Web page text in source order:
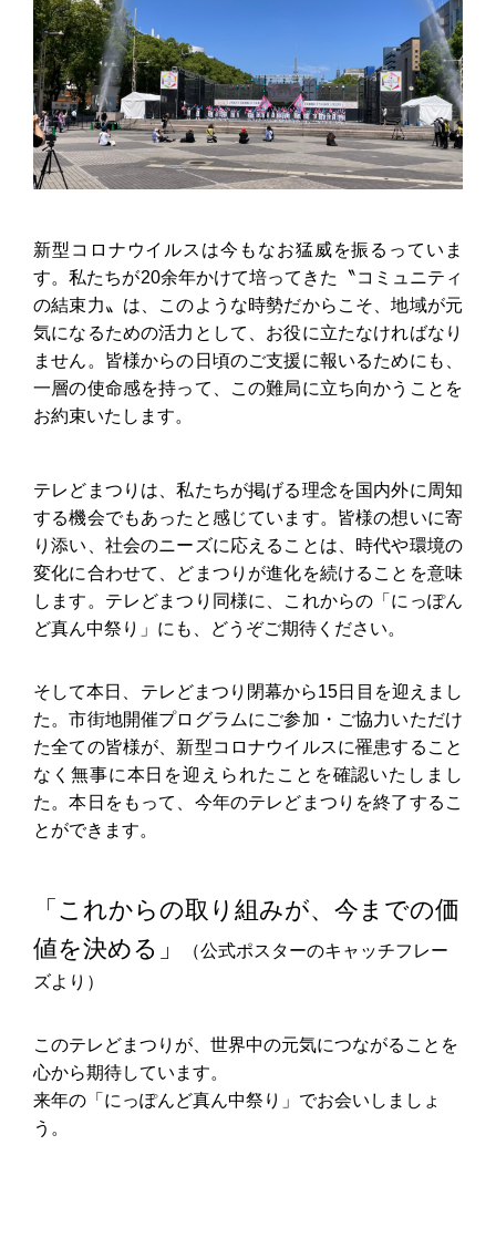
新型コロナウイルスは今もなお猛威を振るっていま
す。私たちが20余年かけて培ってきた〝コミュニティ
の結束力〟は、このような時勢だからこそ、地域が元
気になるための活力として、お役に立たなければなり
ません。皆様からの日頃のご支援に報いるためにも、
一層の使命感を持って、この難局に立ち向かうことを
お約束いたします。
テレどまつりは、私たちが掲げる理念を国内外に周知
する機会でもあったと感じています。皆様の想いに寄
り添い、社会のニーズに応えることは、時代や環境の
変化に合わせて、どまつりが進化を続けることを意味
します。テレどまつり同様に、これからの「にっぽん
ど真ん中祭り」にも、どうぞご期待ください。
そして本日、テレどまつり閉幕から15日目を迎えまし
た。市街地開催プログラムにご参加・ご協力いただけ
た全ての皆様が、新型コロナウイルスに罹患すること
なく無事に本日を迎えられたことを確認いたしまし
た。本日をもって、今年のテレどまつりを終了するこ
とができます。
「これからの取り組みが、今までの価
値を決める」
（公式ポスターのキャッチフレー
ズより）
このテレどまつりが、世界中の元気につながることを
心から期待しています。
来年の「にっぽんど真ん中祭り」でお会いしましょ
う。